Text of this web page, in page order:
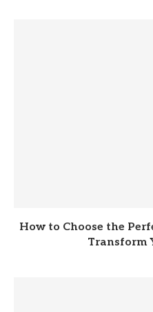
How to Choose the
Transform